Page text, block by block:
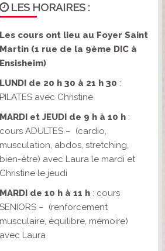
LES HORAIRES :
Les cours ont lieu au Foyer Saint
Martin (1 rue de la 9ème DIC à
Ensisheim)
LUNDI de 20 h 30 à 21 h 30 :
PILATES avec Christine
MARDI et JEUDI de 9 h à 10 h :
cours ADULTES – (cardio,
musculation, abdos, stretching,
bien-être) avec Laura le mardi et
Christine le jeudi
MARDI de 10 h à 11 h : cours
SENIORS – (renforcement
musculaire, équilibre, mémoire)
avec Laura